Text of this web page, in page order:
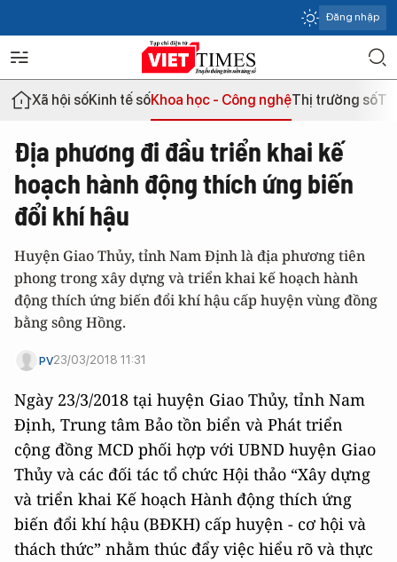
Đăng nhập
Xã hội sốKinh tế sốKhoa học - Công nghệThị trường số
Địa phương đi đầu triển khai kế
hoạch hành động thích ứng biến
đổi khí hậu
Huyện Giao Thủy, tỉnh Nam Định là địa phương tiên
phong trong xây dựng và triển khai kế hoạch hành
động thích ứng biến đổi khí hậu cấp huyện vùng đồng
bằng sông Hồng.
PV23/03/2018 11:31
Ngày 23/3/2018 tại huyện Giao Thủy, tỉnh Nam
Định, Trung tâm Bảo tồn biển và Phát triển
cộng đồng MCD phối hợp với UBND huyện Giao
Thủy và các đối tác tổ chức Hội thảo “Xây dựng
và triển khai Kế hoạch Hành động thích ứng
biến đổi khí hậu (BĐKH) cấp huyện - cơ hội và
thách thức” nhằm thúc đẩy việc hiểu rõ và thực